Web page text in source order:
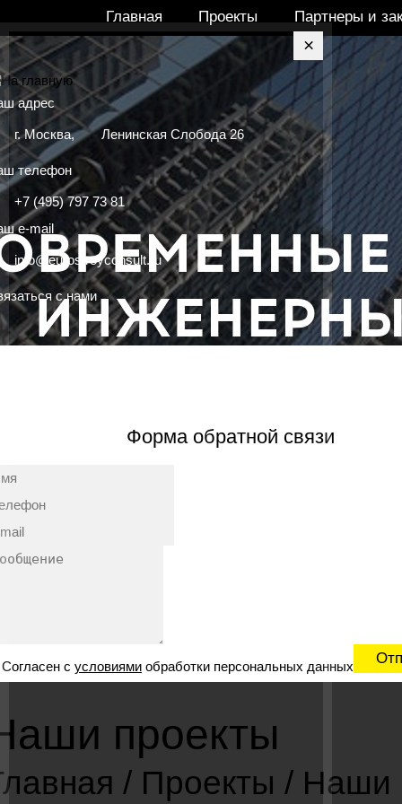
Главная Проекты Партнеры и
адрес
г. Москва, Ленинская Слобода 26
телефон
+7 (495) 797 73 81
e-mail
info@eurostroyconsult.ru
с нами
Форма обратной связи
с условиями обработки персональных данных
проекты
/ Проекты / Наши
×